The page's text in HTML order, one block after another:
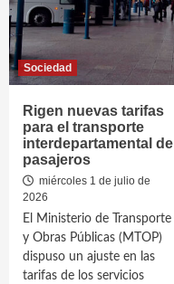
Sociedad
Rigen nuevas tarifas
para el transporte
interdepartamental de
pasajeros
miércoles 1 de julio de
2026
El Ministerio de Transporte
y Obras Públicas (MTOP)
dispuso un ajuste en las
tarifas de los servicios